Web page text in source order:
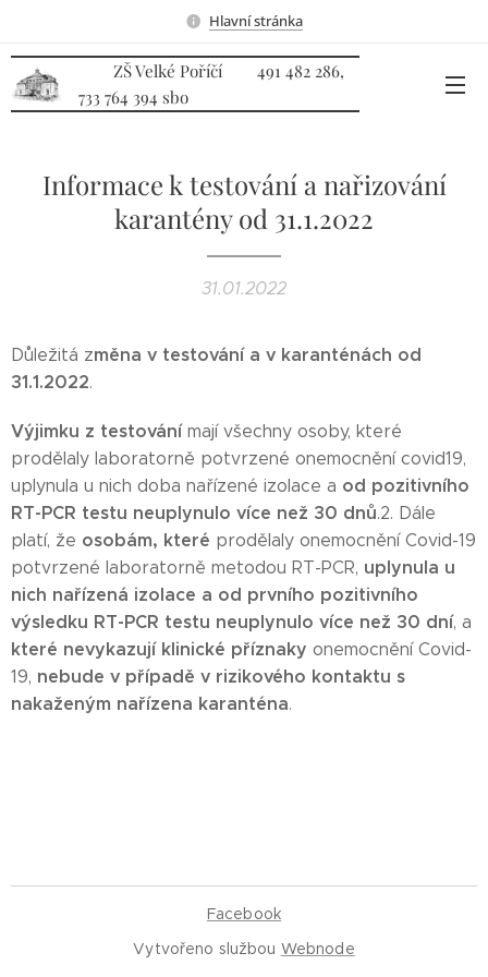
Hlavní stránka
ZŠ Velké Poříčí 491 482 286,
733 764 394 sbo
Informace k testování a nařizování
karantény od 31.1.2022
31.01.2022
Důležitá změna v testování a v karanténách od
31.1.2022.
Výjimku z testování mají všechny osoby, které
prodělaly laboratorně potvrzené onemocnění covid19,
uplynula u nich doba nařízené izolace a od pozitivního
RT-PCR testu neuplynulo více než 30 dnů.2. Dále
platí, že osobám, které prodělaly onemocnění Covid-19
potvrzené laboratorně metodou RT-PCR, uplynula u
nich nařízená izolace a od prvního pozitivního
výsledku RT-PCR testu neuplynulo více než 30 dní, a
které nevykazují klinické příznaky onemocnění Covid-
19, nebude v případě v rizikového kontaktu s
nakaženým nařízena karanténa.
Facebook
Vytvořeno službou Webnode